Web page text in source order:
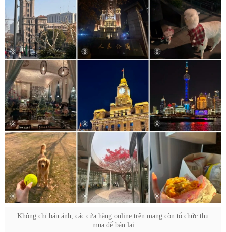
Không chỉ bán ảnh, các cửa hàng online trên mạng còn tổ chức thu
mua để bán lại